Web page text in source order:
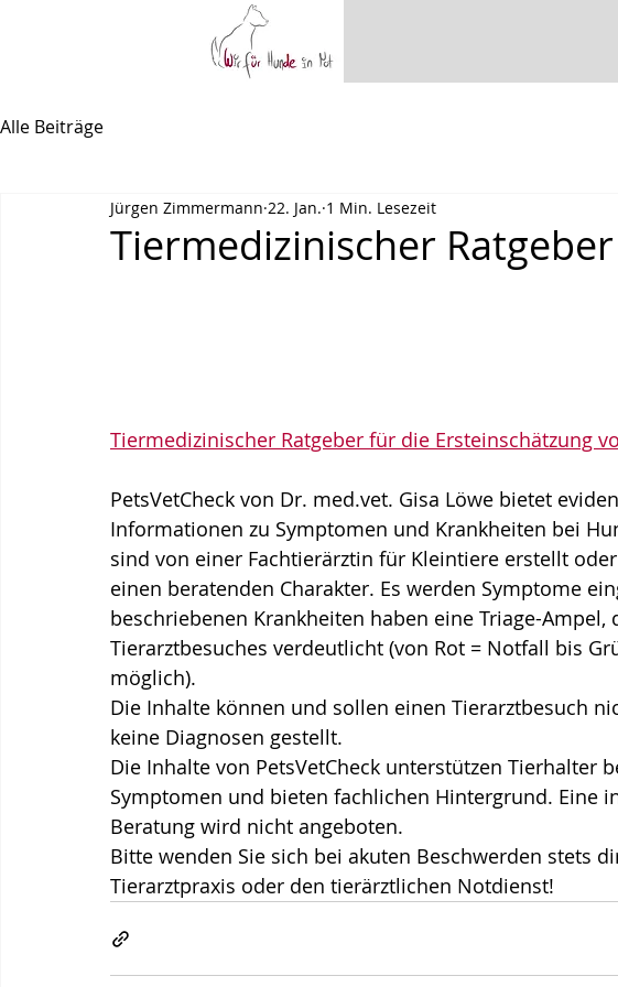
Alle Beiträge
Tiermedizinischer Ratgeber
Jürgen Zimmermann 22. Jan. 1 Min. Lesezeit
Tiermedizinischer Ratgeber für die Ersteinschätzung
PetsVetCheck von Dr. med.vet. Gisa Löwe bietet
Informationen zu Symptomen und Krankheiten bei
sind von einer Fachtierärztin für Kleintiere erstellt
einen beratenden Charakter. Es werden Symptome
beschriebenen Krankheiten haben eine Triage-
Tierarztbesuches verdeutlicht (von Rot = Notfall bis
möglich).
Die Inhalte können und sollen einen Tierarztbesuch
keine Diagnosen gestellt.
Die Inhalte von PetsVetCheck unterstützen Tierhalter
Symptomen und bieten fachlichen Hintergrund. Eine
Beratung wird nicht angeboten.
Bitte wenden Sie sich bei akuten Beschwerden stets
Tierarztpraxis oder den tierärztlichen Notdienst!